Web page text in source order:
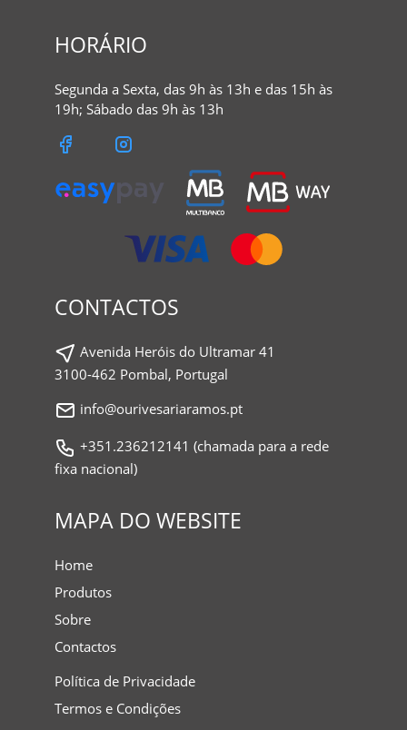
HORÁRIO
Segunda a Sexta, das 9h às 13h e das 15h às
19h; Sábado das 9h às 13h
CONTACTOS
Avenida Heróis do Ultramar 41
3100-462 Pombal, Portugal
info@ourivesariaramos.pt
+351.236212141 (chamada para a rede
fixa nacional)
MAPA DO WEBSITE
Home
Produtos
Sobre
Contactos
Política de Privacidade
Termos e Condições